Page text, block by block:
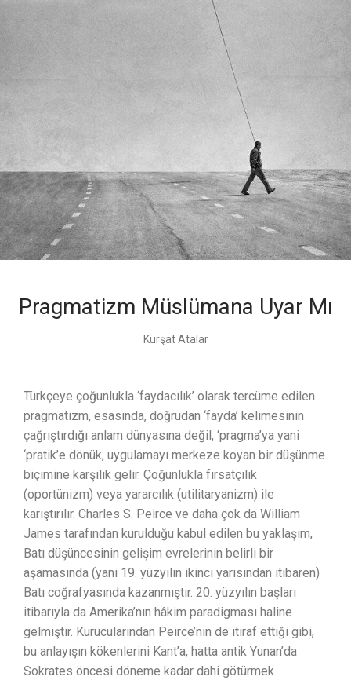
Pragmatizm Müslümana Uyar Mı
Kürşat Atalar
Türkçeye çoğunlukla ‘faydacılık’ olarak tercüme edilen
pragmatizm, esasında, doğrudan ‘fayda’ kelimesinin
çağrıştırdığı anlam dünyasına değil, ‘pragma’ya yani
‘pratik’e dönük, uygulamayı merkeze koyan bir düşünme
biçimine karşılık gelir. Çoğunlukla fırsatçılık
(oportünizm) veya yararcılık (utilitaryanizm) ile
karıştırılır. Charles S. Peirce ve daha çok da William
James tarafından kurulduğu kabul edilen bu yaklaşım,
Batı düşüncesinin gelişim evrelerinin belirli bir
aşamasında (yani 19. yüzyılın ikinci yarısından itibaren)
Batı coğrafyasında kazanmıştır. 20. yüzyılın başları
itibarıyla da Amerika’nın hâkim paradigması haline
gelmiştir. Kurucularından Peirce’nin de itiraf ettiği gibi,
bu anlayışın kökenlerini Kant’a, hatta antik Yunan’da
Sokrates öncesi döneme kadar dahi götürmek